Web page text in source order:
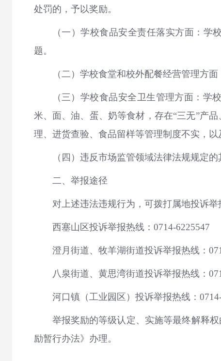
处罚的，予以奖励。
（一）学校食品安全责任落实方面：学
题。
（二）学校食堂和校外配餐经营管理方
（三）学校食品安全卫生管理方面：
米、面、油、蛋、奶等食材，存在“三无”产
理、进货查验、食品留样等管理制度不实，
（四）违反市场监管领域法律法规规定的
二、举报途径
对上述违法违规行为，可拨打属地投诉举
西塞山区投诉举报热线：0714-6225547
澄月街道、牧羊湖街道投诉举报热线：
八泉街道、黄思湾街道投诉举报热线：
河口镇（工业园区）投诉举报热线：
举报奖励的等级认定、实施等最终解释
励暂行办法》办理。